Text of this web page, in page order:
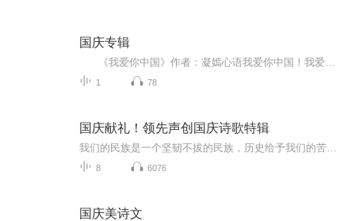
国庆专辑
1 78
国庆献礼！领先声创国庆诗歌特辑
8 6076
国庆美诗文